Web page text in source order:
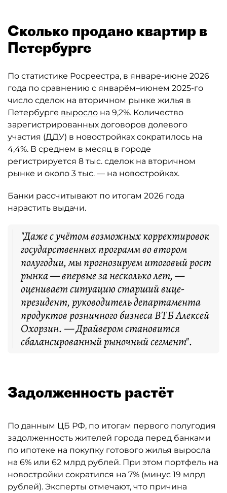
Сколько продано квартир в
Петербурге
По статистике Росреестра, в январе-июне 2026
года по сравнению с январём–июнем 2025-го
число сделок на вторичном рынке жилья в
Петербурге выросло на 9,2%. Количество
зарегистрированных договоров долевого
участия (ДДУ) в новостройках сократилось на
4,4%. В среднем в месяц в городе
регистрируется 8 тыс. сделок на вторичном
рынке и около 3 тыс. — на новостройках.
Банки рассчитывают по итогам 2026 года
нарастить выдачи.
"Даже с учётом возможных корректировок
государственных программ во втором
полугодии, мы прогнозируем итоговый рост
рынка — впервые за несколько лет, —
оценивает ситуацию старший вице-
президент, руководитель департамента
продуктов розничного бизнеса ВТБ Алексей
Охорзин. — Драйвером становится
сбалансированный рыночный сегмент".
Задолженность растёт
По данным ЦБ РФ, по итогам первого полугодия
задолженность жителей города перед банками
по ипотеке на покупку готового жилья выросла
на 6% или 62 млрд рублей. При этом портфель на
новостройки сократился на 7% (минус 19 млрд
рублей). Эксперты отмечают, что причина